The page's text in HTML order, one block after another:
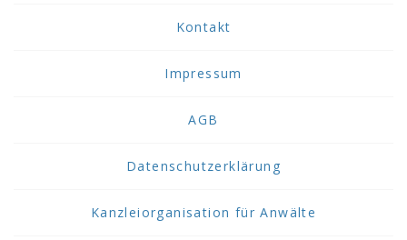
Kontakt
Impressum
AGB
Datenschutzerklärung
Kanzleiorganisation für Anwälte